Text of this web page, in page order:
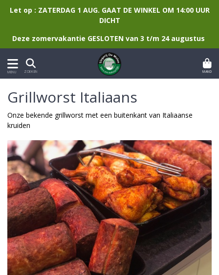
Let op : ZATERDAG 1 AUG. GAAT DE WINKEL OM 14:00 UUR
DICHT
Deze zomervakantie GESLOTEN van 3 t/m 24 augustus
MENU ZOEKEN MAND
Grillworst Italiaans
Onze bekende grillworst met een buitenkant van Italiaanse
kruiden